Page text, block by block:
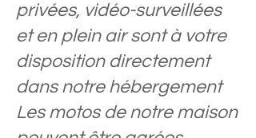
privées, vidéo-surveillées
et en plein air sont à votre
disposition directement
dans notre hébergement
Les motos de notre maison